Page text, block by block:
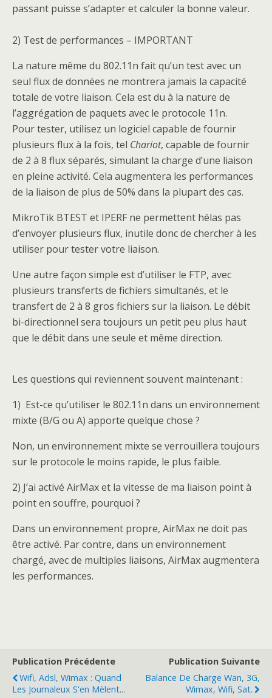
passant puisse s’adapter et calculer la bonne valeur.
2) Test de performances – IMPORTANT
La nature même du 802.11n fait qu’un test avec un
seul flux de données ne montrera jamais la capacité
totale de votre liaison. Cela est du à la nature de
l’aggrégation de paquets avec le protocole 11n.
Pour tester, utilisez un logiciel capable de fournir
plusieurs flux à la fois, tel Chariot, capable de fournir
de 2 à 8 flux séparés, simulant la charge d’une liaison
en pleine activité. Cela augmentera les performances
de la liaison de plus de 50% dans la plupart des cas.
MikroTik BTEST et IPERF ne permettent hélas pas
d’envoyer plusieurs flux, inutile donc de chercher à les
utiliser pour tester votre liaison.
Une autre façon simple est d’utiliser le FTP, avec
plusieurs transferts de fichiers simultanés, et le
transfert de 2 à 8 gros fichiers sur la liaison. Le débit
bi-directionnel sera toujours un petit peu plus haut
que le débit dans une seule et même direction.
Les questions qui reviennent souvent maintenant :
1) Est-ce qu’utiliser le 802.11n dans un environnement
mixte (B/G ou A) apporte quelque chose ?
Non, un environnement mixte se verrouillera toujours
sur le protocole le moins rapide, le plus faible.
2) J’ai activé AirMax et la vitesse de ma liaison point à
point en souffre, pourquoi ?
Dans un environnement propre, AirMax ne doit pas
être activé. Par contre, dans un environnement
chargé, avec de multiples liaisons, AirMax augmentera
les performances.
Publication Précédente
Wifi, Adsl, Wimax : Quand
Les Journaleux S'en Mèlent...
Publication Suivante
Balance De Charge Wan, 3G,
Wimax, Wifi, Sat.